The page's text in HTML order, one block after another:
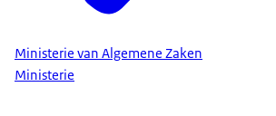
Ministerie van Algemene Zaken
Ministerie